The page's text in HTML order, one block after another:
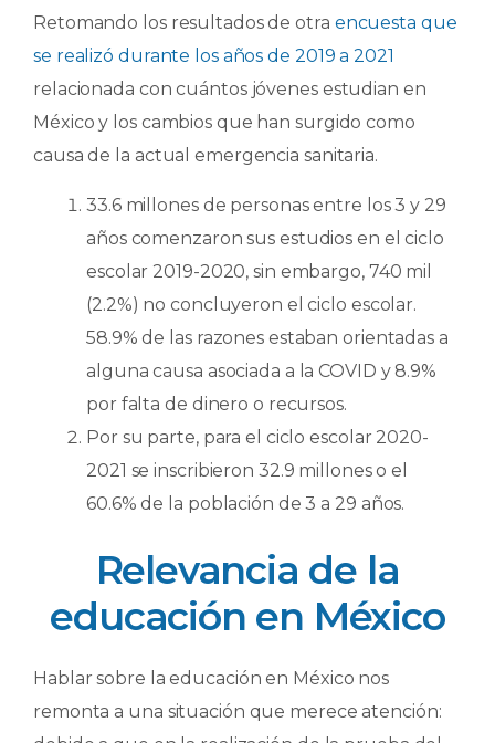
Retomando los resultados de otra encuesta que
se realizó durante los años de 2019 a 2021
relacionada con cuántos jóvenes estudian en
México y los cambios que han surgido como
causa de la actual emergencia sanitaria.
33.6 millones de personas entre los 3 y 29
años comenzaron sus estudios en el ciclo
escolar 2019-2020, sin embargo, 740 mil
(2.2%) no concluyeron el ciclo escolar.
58.9% de las razones estaban orientadas a
alguna causa asociada a la COVID y 8.9%
por falta de dinero o recursos.
Por su parte, para el ciclo escolar 2020-
2021 se inscribieron 32.9 millones o el
60.6% de la población de 3 a 29 años.
Relevancia de la
educación en México
Hablar sobre la educación en México nos
remonta a una situación que merece atención: